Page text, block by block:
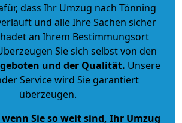
dass Ihr Umzug nach Tönning
und alle Ihre Sachen sicher
an Ihrem Bestimmungsort
Sie sich selbst von den
und der Qualität. Unsere
Service wird Sie garantiert
überzeugen.
Sie so weit sind, Ihr Umzug